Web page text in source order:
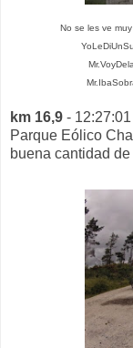
No se les ve
km 16,9 -
Parque Eólico
buena cantidad